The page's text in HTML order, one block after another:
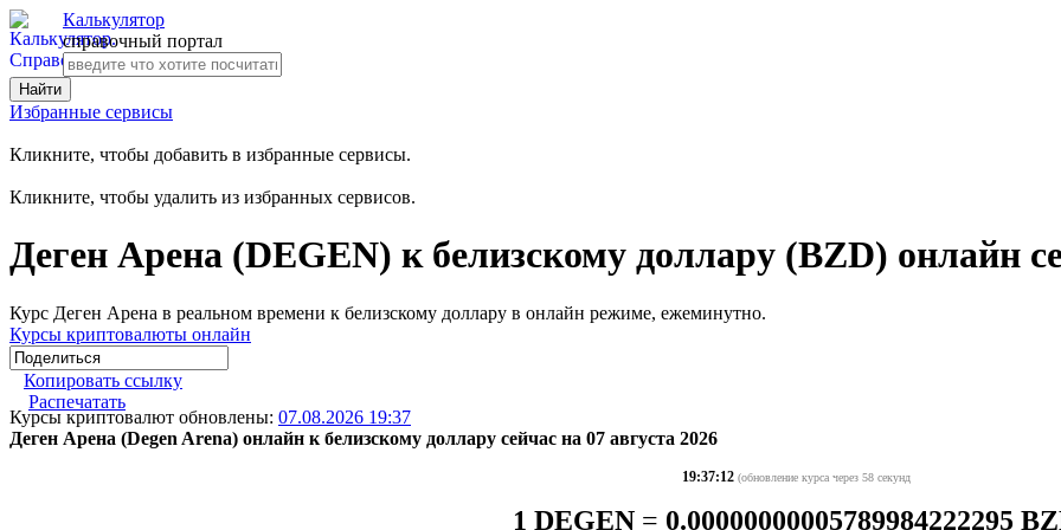
Калькулятор
справочный портал
Избранные сервисы
Кликните, чтобы добавить в избранные сервисы.
Кликните, чтобы удалить из избранных сервисов.
Деген Арена (DEGEN) к белизскому доллару (BZD) онлайн
Курс Деген Арена в реальном времени к белизскому доллару в онлайн режиме, ежеминутно.
Курсы криптовалюты онлайн
Копировать ссылку
Распечатать
Курсы криптовалют обновлены: 07.08.2026 19:37
Деген Арена (Degen Arena) онлайн к белизскому доллару сейчас на 07 августа 2026
19:37:12 (обновление курса через 58 секунд
1 DEGEN = 0.00000000005789984222295